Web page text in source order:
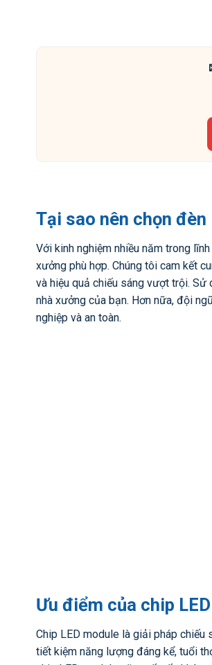
Tại sao nên chọn đèn
Với kinh nghiệm nhiều năm trong
xưởng phù hợp. Chúng tôi cam kết
và hiệu quả chiếu sáng vượt trội.
nhà xưởng của bạn. Hơn nữa, đội
nghiệp và an toàn.
Ưu điểm của chip
Chip LED module là giải pháp
tiết kiệm năng lượng đáng kể, tuổi